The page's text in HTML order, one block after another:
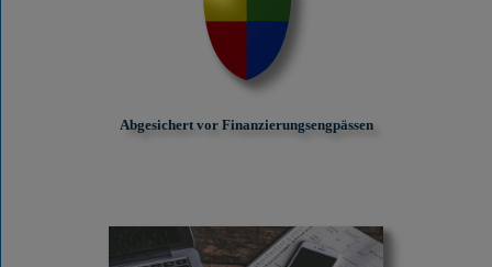
Abgesichert vor Finanzierungs­engpässen